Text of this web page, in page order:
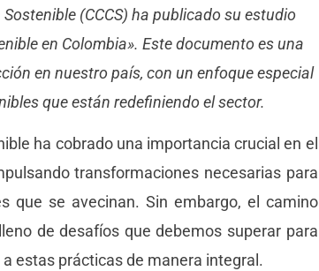
(CCCS) ha publicado su estudio
en Colombia». Este documento es una
en nuestro país, con un enfoque especial
que están redefiniendo el sector.
ha cobrado una importancia crucial en el
transformaciones necesarias para
que se avecinan. Sin embargo, el camino
de desafíos que debemos superar para
estas prácticas de manera integral.